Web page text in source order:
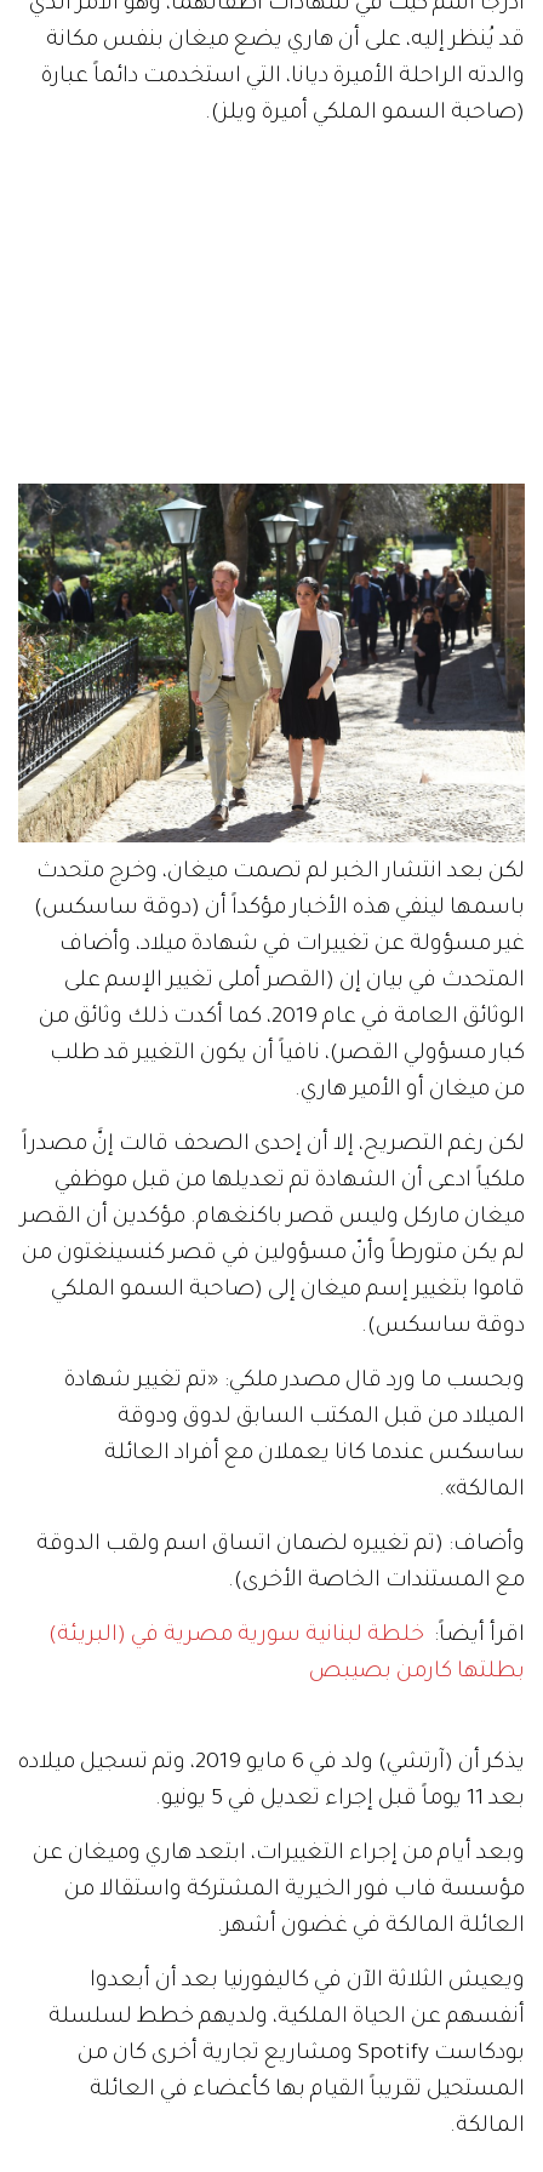
قد يُنظر إليه، على أن هاري يضع ميغان بنفس مكانة
والدته الراحلة الأميرة ديانا، التي استخدمت دائماً عبارة
(صاحبة السمو الملكي أميرة ويلز).
لكن بعد انتشار الخبر لم تصمت ميغان، وخرج متحدث
باسمها لينفي هذه الأخبار مؤكداً أن (دوقة ساسكس)
غير مسؤولة عن تغييرات في شهادة ميلاد، وأضاف
المتحدث في بيان إن (القصر أملى تغيير الإسم على
الوثائق العامة في عام 2019، كما أكدت ذلك وثائق من
كبار مسؤولي القصر)، نافياً أن يكون التغيير قد طلب
من ميغان أو الأمير هاري.
لكن رغم التصريح، إلا أن إحدى الصحف قالت إنَّ مصدراً
ملكياً ادعى أن الشهادة تم تعديلها من قبل موظفي
ميغان ماركل وليس قصر باكنغهام. مؤكدين أن القصر
لم يكن متورطاً وأنّ مسؤولين في قصر كنسينغتون من
قاموا بتغيير إسم ميغان إلى (صاحبة السمو الملكي
دوقة ساسكس).
وبحسب ما ورد قال مصدر ملكي: «تم تغيير شهادة
الميلاد من قبل المكتب السابق لدوق ودوقة
ساسكس عندما كانا يعملان مع أفراد العائلة
المالكة».
وأضاف: (تم تغييره لضمان اتساق اسم ولقب الدوقة
مع المستندات الخاصة الأخرى).
اقرأ أيضاً: خلطة لبنانية سورية مصرية في (البريئة)
بطلتها كارمن بصيبص
يذكر أن (آرتشي) ولد في 6 مايو 2019، وتم تسجيل ميلاده
بعد 11 يوماً قبل إجراء تعديل في 5 يونيو.
وبعد أيام من إجراء التغييرات، ابتعد هاري وميغان عن
مؤسسة فاب فور الخيرية المشتركة واستقالا من
العائلة المالكة في غضون أشهر.
ويعيش الثلاثة الآن في كاليفورنيا بعد أن أبعدوا
أنفسهم عن الحياة الملكية، ولديهم خطط لسلسلة
بودكاست Spotify ومشاريع تجارية أخرى كان من
المستحيل تقريباً القيام بها كأعضاء في العائلة
المالكة.